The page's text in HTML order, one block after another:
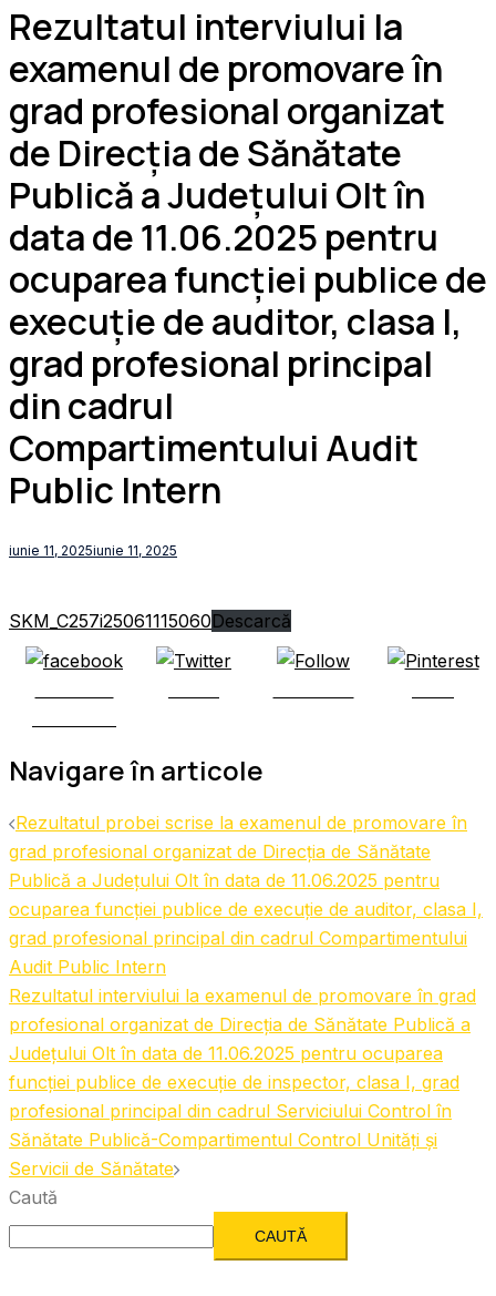
Rezultatul interviului la
examenul de promovare în
grad profesional organizat
de Direcția de Sănătate
Publică a Județului Olt în
data de 11.06.2025 pentru
ocuparea funcției publice de
execuție de auditor, clasa I,
grad profesional principal
din cadrul
Compartimentului Audit
Public Intern
iunie 11, 2025iunie 11, 2025
SKM_C257i25061115060Descarcă
Navigare în articole
Rezultatul probei scrise la examenul de promovare în
grad profesional organizat de Direcția de Sănătate
Publică a Județului Olt în data de 11.06.2025 pentru
ocuparea funcției publice de execuție de auditor, clasa I,
grad profesional principal din cadrul Compartimentului
Audit Public Intern
Rezultatul interviului la examenul de promovare în grad
profesional organizat de Direcția de Sănătate Publică a
Județului Olt în data de 11.06.2025 pentru ocuparea
funcției publice de execuție de inspector, clasa I, grad
profesional principal din cadrul Serviciului Control în
Sănătate Publică-Compartimentul Control Unități și
Servicii de Sănătate
Caută
CAUTĂ